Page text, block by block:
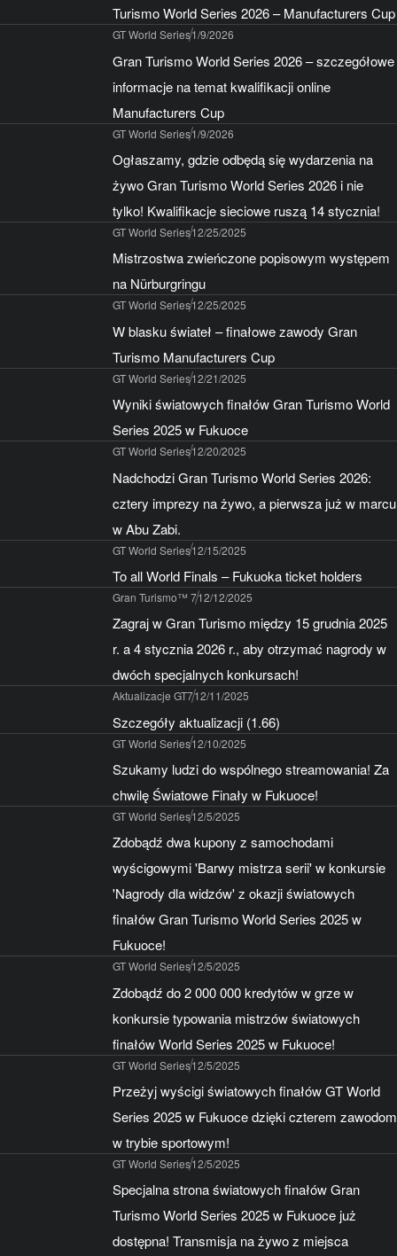
Turismo World Series 2026 – Manufacturers Cup
GT World Series1/9/2026
Gran Turismo World Series 2026 – szczegółowe
informacje na temat kwalifikacji online
Manufacturers Cup
GT World Series1/9/2026
Ogłaszamy, gdzie odbędą się wydarzenia na
żywo Gran Turismo World Series 2026 i nie
tylko! Kwalifikacje sieciowe ruszą 14 stycznia!
GT World Series12/25/2025
Mistrzostwa zwieńczone popisowym występem
na Nürburgringu
GT World Series12/25/2025
W blasku świateł – finałowe zawody Gran
Turismo Manufacturers Cup
GT World Series12/21/2025
Wyniki światowych finałów Gran Turismo World
Series 2025 w Fukuoce
GT World Series12/20/2025
Nadchodzi Gran Turismo World Series 2026:
cztery imprezy na żywo, a pierwsza już w marcu
w Abu Zabi.
GT World Series12/15/2025
To all World Finals – Fukuoka ticket holders
Gran Turismo™ 712/12/2025
Zagraj w Gran Turismo między 15 grudnia 2025
r. a 4 stycznia 2026 r., aby otrzymać nagrody w
dwóch specjalnych konkursach!
Aktualizacje GT712/11/2025
Szczegóły aktualizacji (1.66)
GT World Series12/10/2025
Szukamy ludzi do wspólnego streamowania! Za
chwilę Światowe Finały w Fukuoce!
GT World Series12/5/2025
Zdobądź dwa kupony z samochodami
wyścigowymi 'Barwy mistrza serii' w konkursie
'Nagrody dla widzów' z okazji światowych
finałów Gran Turismo World Series 2025 w
Fukuoce!
GT World Series12/5/2025
Zdobądź do 2 000 000 kredytów w grze w
konkursie typowania mistrzów światowych
finałów World Series 2025 w Fukuoce!
GT World Series12/5/2025
Przeżyj wyścigi światowych finałów GT World
Series 2025 w Fukuoce dzięki czterem zawodom
w trybie sportowym!
GT World Series12/5/2025
Specjalna strona światowych finałów Gran
Turismo World Series 2025 w Fukuoce już
dostępna! Transmisja na żywo z miejsca